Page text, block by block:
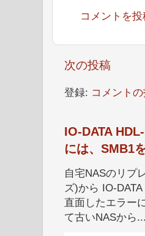
コメントを投
次の投稿
登録: コメント
IO-DATA
には、SMB1
自宅NASのリプ
ズ)から IO-
直面したエラー
て古いNASから...